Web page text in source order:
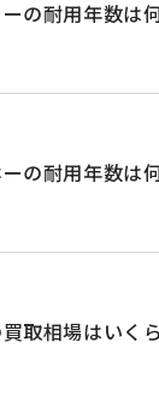
ーの耐用年数は
の耐用年数は
取相場はいく